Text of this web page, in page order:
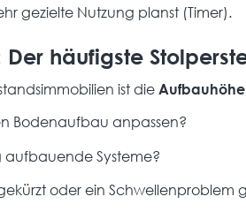
gezielte Nutzung planst (Timer).
häufigste
ist die Aufbauhöhe
Bodenaufbau anpassen?
aufbauende Systeme?
oder ein Schwellenproblem